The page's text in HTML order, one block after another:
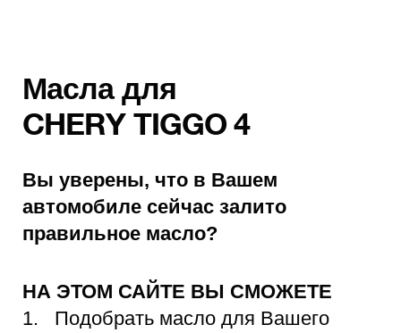
Масла для
CHERY TIGGO 4
Вы уверены, что в Вашем
автомобиле сейчас залито
правильное масло?
НА ЭТОМ САЙТЕ ВЫ СМОЖЕТЕ
Подобрать масло для Вашего